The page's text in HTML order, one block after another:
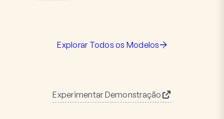
Explorar Todos os Modelos
Experimentar Demonstração